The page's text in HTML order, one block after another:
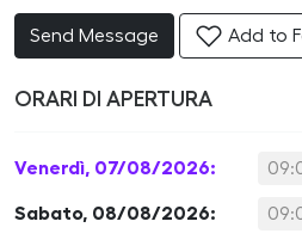
Send Message Add to
ORARI DI APERTURA
Venerdì, 07/08/2026:
Sabato, 08/08/2026: